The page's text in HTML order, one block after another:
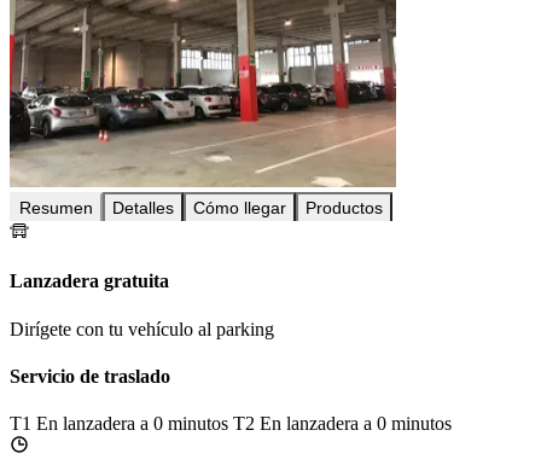
Resumen Detalles Cómo llegar Productos
Lanzadera gratuita
Dirígete con tu vehículo al parking
Servicio de traslado
T1 En lanzadera a 0 minutos T2 En lanzadera a 0 minutos